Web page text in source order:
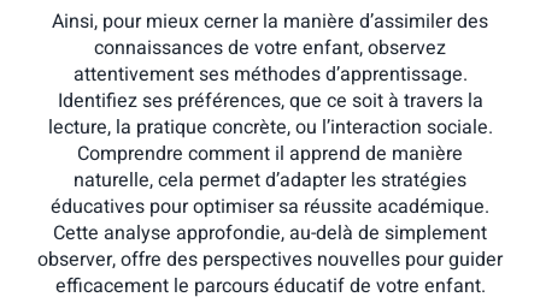
Ainsi, pour mieux cerner la manière d’assimiler des
connaissances de votre enfant, observez
attentivement ses méthodes d’apprentissage.
Identifiez ses préférences, que ce soit à travers la
lecture, la pratique concrète, ou l’interaction sociale.
Comprendre comment il apprend de manière
naturelle, cela permet d’adapter les stratégies
éducatives pour optimiser sa réussite académique.
Cette analyse approfondie, au-delà de simplement
observer, offre des perspectives nouvelles pour guider
efficacement le parcours éducatif de votre enfant.